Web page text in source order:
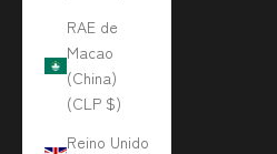
RAE de
Macao
(China)
(CLP $)
Reino Unido